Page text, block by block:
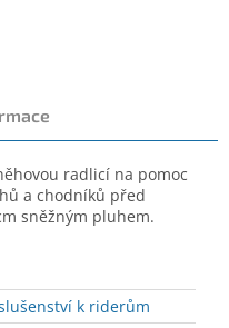
radlicí na pomoc
a chodníků před
sněžným pluhem.
k riderům